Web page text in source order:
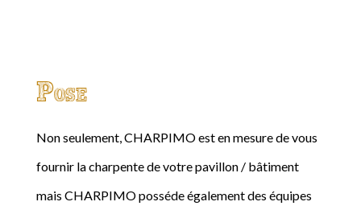
Pose
Non seulement, CHARPIMO est en mesure de vous
fournir la charpente de votre pavillon / bâtiment
mais CHARPIMO posséde également des équipes